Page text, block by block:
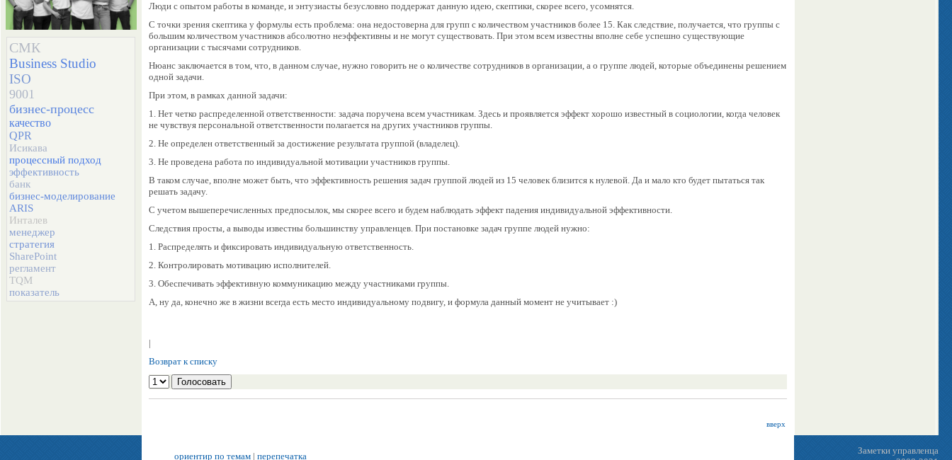
СМК
Business Studio
ISO
9001
бизнес-процесс
качество
QPR
Исикава
процессный подход
эффективность
банк
бизнес-моделирование
ARIS
Инталев
менеджер
стратегия
SharePoint
регламент
TQM
показатель
Люди с опытом работы в команде, и энтузиасты безусловно поддержат данную идею, скептики, скорее всего, усомнятся.
С точки зрения скептика у формулы есть проблема: она недостоверна для групп с количеством участников более 15. Как следствие, получается, что группы с
большим количеством участников абсолютно неэффективны и не могут существовать. При этом всем известны вполне себе успешно существующие
организации с тысячами сотрудников.
Нюанс заключается в том, что, в данном случае, нужно говорить не о количестве сотрудников в организации, а о группе людей, которые объединены решением
одной задачи.
При этом, в рамках данной задачи:
1. Нет четко распределенной ответственности: задача поручена всем участникам. Здесь и проявляется эффект хорошо известный в социологии, когда человек
не чувствуя персональной ответственности полагается на других участников группы.
2. Не определен ответственный за достижение результата группой (владелец).
3. Не проведена работа по индивидуальной мотивации участников группы.
В таком случае, вполне может быть, что эффективность решения задач группой людей из 15 человек близится к нулевой. Да и мало кто будет пытаться так
решать задачу.
С учетом вышеперечисленных предпосылок, мы скорее всего и будем наблюдать эффект падения индивидуальной эффективности.
Следствия просты, а выводы известны большинству управленцев. При постановке задач группе людей нужно:
1. Распределять и фиксировать индивидуальную ответственность.
2. Контролировать мотивацию исполнителей.
3. Обеспечивать эффективную коммуникацию между участниками группы.
А, ну да, конечно же в жизни всегда есть место индивидуальному подвигу, и формула данный момент не учитывает :)
|
Возврат к списку
вверх
ориентир по темам | перепечатка
Заметки управленца